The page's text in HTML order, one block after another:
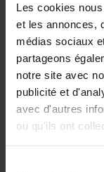
Les cookies
et les annonces,
médias sociaux
partageons
notre site avec
publicité et
avec d'autres
ou qu'ils ont